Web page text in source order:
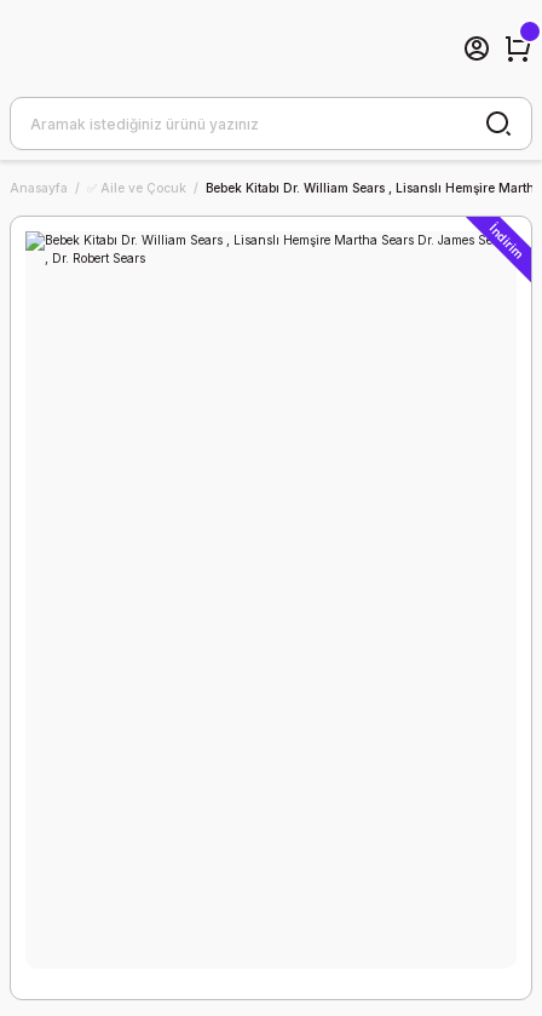
Anasayfa ✅ Aile ve Çocuk Bebek Kitabı Dr. William Sears , Lisanslı Hemşire
İndirim